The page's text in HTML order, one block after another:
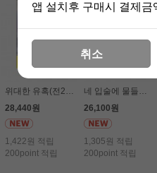
위대한 유혹(전2권세트) - 이지연
28,440원
1,422원 적립
200point 적립
네 입술에 물들어(전2권세트) - 아리킴
26,100원
1,305원 적립
200point 적립
앱 설치후 구매시 결제
취소